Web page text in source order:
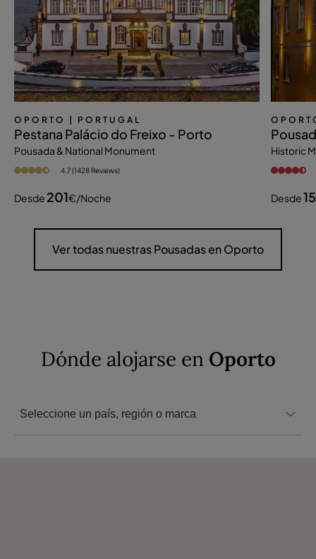
OPORTO | PORTUGAL
Pestana Palácio do Freixo - Porto
Pousada & National Monument
4.7 (1428 Reviews)
Desde 201€/noche
Historic
Desde
Ver todas nuestras Pousadas en Oporto
Dónde alojarse en Oporto
Seleccione un país, región o marca